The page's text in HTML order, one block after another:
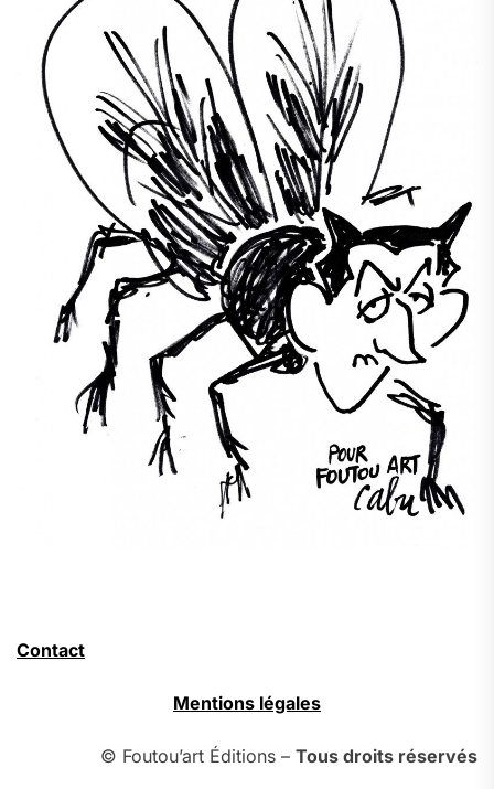
Contact
Mentions légales
© Foutou’art Éditions – Tous droits réservés